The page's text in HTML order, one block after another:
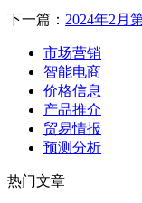
下一篇： 2024年2月
市场营销
智能电商
价格信息
产品推介
贸易情报
预测分析
热门文章